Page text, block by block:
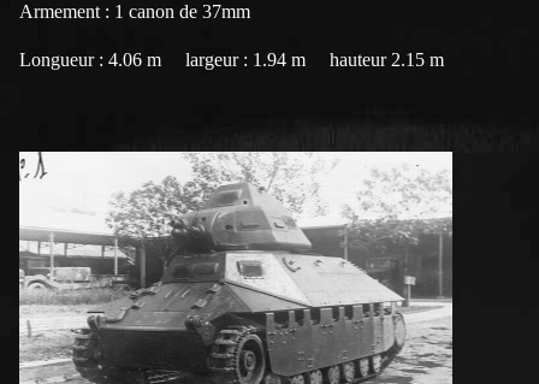
Armement : 1 canon de 37mm
Longueur : 4.06 m largeur : 1.94 m hauteur 2.15 m